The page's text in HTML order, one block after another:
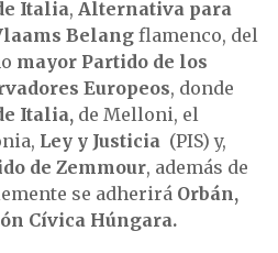
Italia, Alternativa para
Belang flamenco, del
mayor Partido de los
Europeos, donde
Italia, de Melloni, el
Ley y Justicia (PIS) y,
de Zemmour, además de
se adherirá Orbán,
Cívica Húngara.